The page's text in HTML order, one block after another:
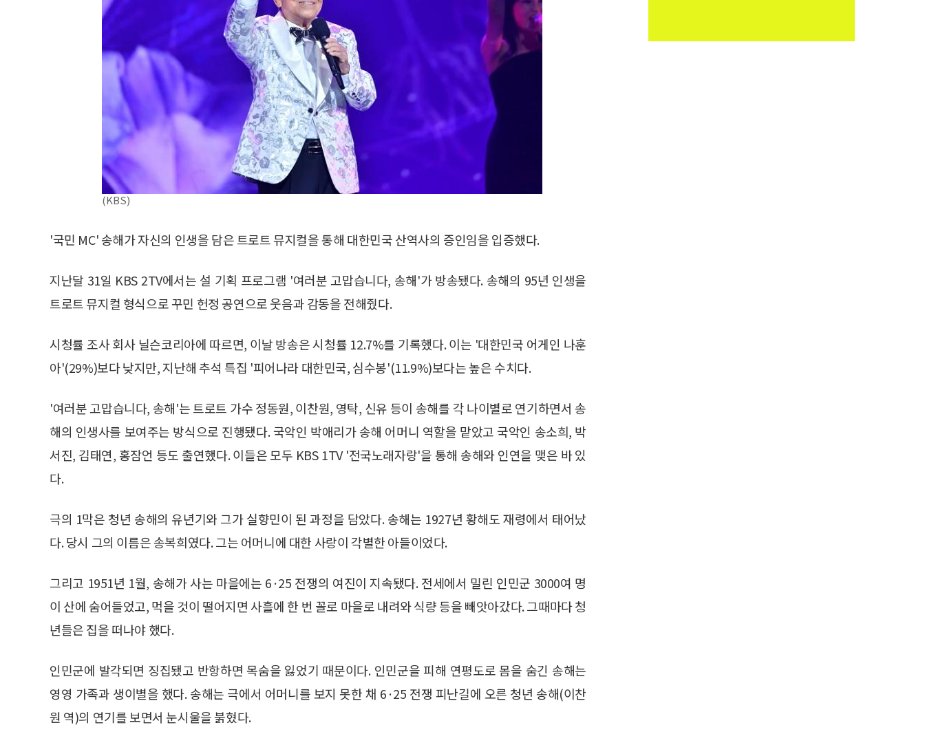
(KBS)
'국민 MC' 송해가 자신의 인생을 담은 트로트 뮤지컬을 통해 대한민국 산역사의 증인임을 입증했다.
지난달 31일 KBS 2TV에서는 설 기획 프로그램 '여러분 고맙습니다, 송해'가 방송됐다. 송해의 95년 인생을
트로트 뮤지컬 형식으로 꾸민 헌정 공연으로 웃음과 감동을 전해줬다.
시청률 조사 회사 닐슨코리아에 따르면, 이날 방송은 시청률 12.7%를 기록했다. 이는 '대한민국 어게인 나훈
아'(29%)보다 낮지만, 지난해 추석 특집 '피어나라 대한민국, 심수봉'(11.9%)보다는 높은 수치다.
'여러분 고맙습니다, 송해'는 트로트 가수 정동원, 이찬원, 영탁, 신유 등이 송해를 각 나이별로 연기하면서 송
해의 인생사를 보여주는 방식으로 진행됐다. 국악인 박애리가 송해 어머니 역할을 맡았고 국악인 송소희, 박
서진, 김태연, 홍잠언 등도 출연했다. 이들은 모두 KBS 1TV '전국노래자랑'을 통해 송해와 인연을 맺은 바 있
다.
극의 1막은 청년 송해의 유년기와 그가 실향민이 된 과정을 담았다. 송해는 1927년 황해도 재령에서 태어났
다. 당시 그의 이름은 송복희였다. 그는 어머니에 대한 사랑이 각별한 아들이었다.
그리고 1951년 1월, 송해가 사는 마을에는 6·25 전쟁의 여진이 지속됐다. 전세에서 밀린 인민군 3000여 명
이 산에 숨어들었고, 먹을 것이 떨어지면 사흘에 한 번 꼴로 마을로 내려와 식량 등을 빼앗아갔다. 그때마다 청
년들은 집을 떠나야 했다.
인민군에 발각되면 징집됐고 반항하면 목숨을 잃었기 때문이다. 인민군을 피해 연평도로 몸을 숨긴 송해는
영영 가족과 생이별을 했다. 송해는 극에서 어머니를 보지 못한 채 6·25 전쟁 피난길에 오른 청년 송해(이찬
원 역)의 연기를 보면서 눈시울을 붉혔다.